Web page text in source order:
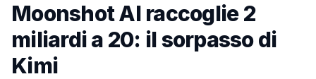
Moonshot AI raccoglie 2
miliardi a 20: il sorpasso di
Kimi